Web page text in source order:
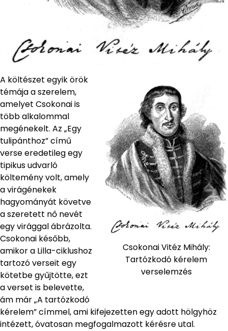
Csokonai Vitéz Mihály:
Tartózkodó kérelem
verselemzés
A költészet egyik örök
témája a szerelem,
amelyet Csokonai is
több alkalommal
megénekelt. Az „Egy
tulipánthoz” című
verse eredetileg egy
tipikus udvarló
költemény volt, amely
a virágénekek
hagyományát követve
a szeretett nő nevét
egy virággal ábrázolta.
Csokonai később,
amikor a Lilla-ciklushoz
tartozó verseit egy
kötetbe gyűjtötte, ezt
a verset is belevette,
ám már „A tartózkodó
kérelem” címmel, ami kifejezetten egy adott hölgyhöz
intézett, óvatosan megfogalmazott kérésre utal.